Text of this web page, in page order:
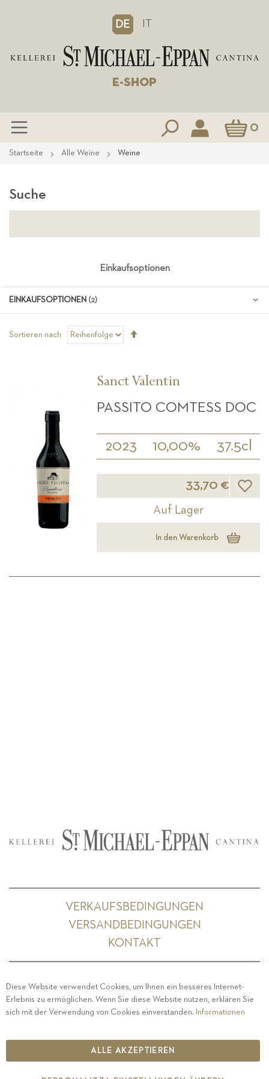
DE IT
E-SHOP
Mein 0
Zum
Startseite Alle Weine Weine
Sortieren nach
Sanct Valentin
PASSITO COMTESS DOC
2023 10,00% 37.5cl
33,70 €
Auf Lager
In den Warenkorb
Suche
Einkaufsoptionen
EINKAUFSOPTIONEN
VERKAUFSBEDINGUNGEN
VERSANDBEDINGUNGEN
KONTAKT
PRIVACY-IMPRESSUM- COOKIE POLICY-
ETHISCHER KODEX
IT00126670215
Diese Website verwendet Cookies, um Ihnen ein besseres Internet-
Erlebnis zu ermöglichen. Wenn Sie diese Website nutzen, erklären Sie
sich mit der Verwendung von Cookies einverstanden. Informationen
ALLE AKZEPTIEREN